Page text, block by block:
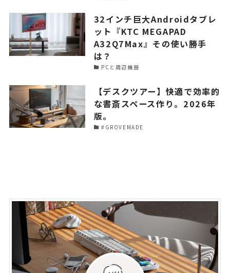
32インチ巨大Androidタブレ
ット『KTC MEGAPAD
A32Q7Max』その使い勝手
は？
PCと周辺機器
【デスクツアー】快適で効率的
な書斎スペース作り。2026年
版。
#GROVEMADE